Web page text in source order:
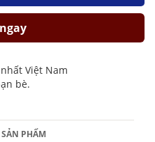
Việt Nam
bè.
PHẨM